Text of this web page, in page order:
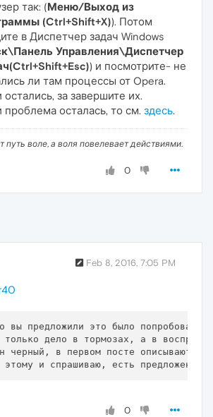
так: (Меню/Выход из
(Ctrl+Shift+X)). Потом
в Диспетчер задач Windows
Управления\Диспетчер
) и посмотрите- не
ли там процессы от Opera.
остались, за завершите их.
проблема осталась, то см. здесь.
путь воле, а воля повелевает действиями.
0
Feb 8, 2016, 7:05 PM
вы предложили это было попробовано
только дело в тормозах, а в
черный, в первом посте описывают
0